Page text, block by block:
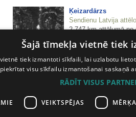
Ķeizardārzs
Sendienu Latvija
2,747 km attālumā no
Ķeizardārzs
Sendienu Latvija
2,747 km attālumā no
Sendienu Latvija attēlos
2,747 km attālumā no
Šajā tīmekļa vietnē tiek
tiek izmantoti sīkfaili, lai uzlabotu
visu sīkfailu izmantošanai saskaņā
RĀDĪT VISUS
VEIKTSPĒJAS MĒRĶA